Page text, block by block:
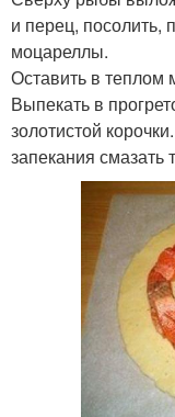
и перец, посолить,
моцареллы.
Оставить в теплом
Выпекать в
золотистой
запекания смазать